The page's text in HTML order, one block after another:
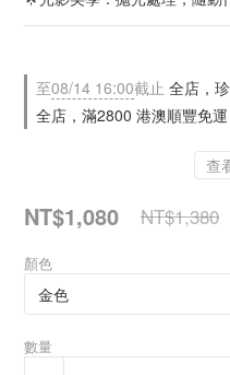
至08/14 16:00截止 全店，
全店，滿2800 港澳順豐免運
查
NT$1,080 NT$1,380
顏色
數量